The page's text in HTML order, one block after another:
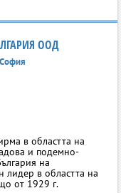
ООД
София
в областта на
и подемно-
на
лидер в областта на
от 1929 г.